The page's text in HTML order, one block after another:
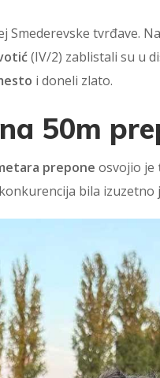
Smederevske tvrđave.
(IV/2) zablistali su u
i doneli zlato.
50m
prepone osvojio je
bila izuzetno